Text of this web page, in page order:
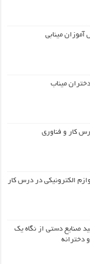
مینابی
میناب
کار و فناوری
الکترونیکی در درس کار
صنایع دستی از نگاه یک
دخترانه